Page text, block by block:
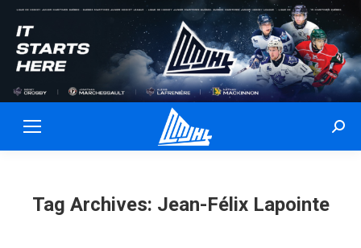
Tag Archives: Jean-Félix Lapointe